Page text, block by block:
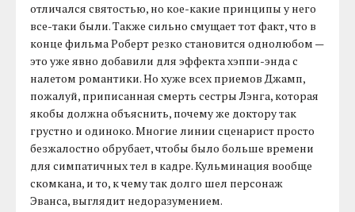
отличался святостью, но кое-какие принципы у него
все-таки были. Также сильно смущает тот факт, что в
конце фильма Роберт резко становится однолюбом —
это уже явно добавили для эффекта хэппи-энда с
налетом романтики. Но хуже всех приемов Джамп,
пожалуй, приписанная смерть сестры Лэнга, которая
якобы должна объяснить, почему же доктору так
грустно и одиноко. Многие линии сценарист просто
безжалостно обрубает, чтобы было больше времени
для симпатичных тел в кадре. Кульминация вообще
скомкана, и то, к чему так долго шел персонаж
Эванса, выглядит недоразумением.